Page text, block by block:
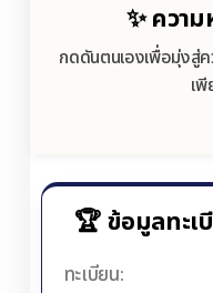
✨ ควา
กดดันตนเองเพื่อมุ่งสู่
เ
🏆 ข้อมูลทะเ
ทะเบียน: